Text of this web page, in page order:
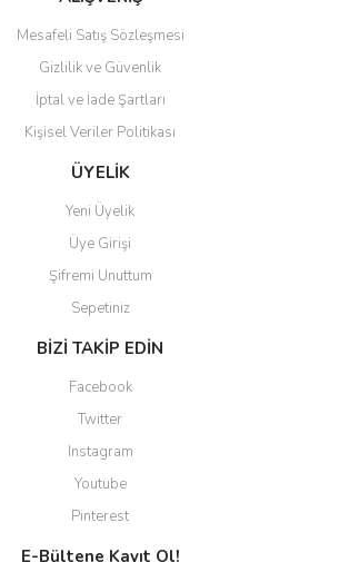
Gönder
Mesafeli Satış Sözleşmesi
Gizlilik ve Güvenlik
İptal ve İade Şartları
Kişisel Veriler Politikası
ÜYELİK
Yeni Üyelik
Üye Girişi
Şifremi Unuttum
Sepetiniz
BİZİ TAKİP EDİN
Facebook
Twitter
Instagram
Youtube
Pinterest
E-Bültene Kayıt Ol!